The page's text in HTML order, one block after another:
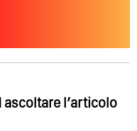
ascoltare l’articolo